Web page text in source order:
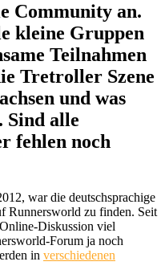
Community an.
kleine Gruppen
Teilnahmen
Tretroller Szene
und was
Sind alle
fehlen noch
war die deutschsprachige
Runnersworld zu finden. Seit
Diskussion viel
Forum ja noch
in verschiedenen